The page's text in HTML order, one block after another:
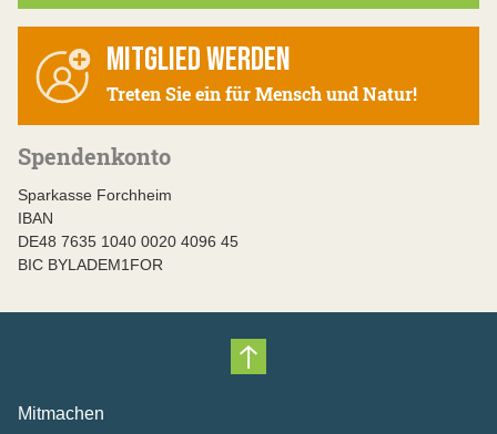
MITGLIED WERDEN
Treten Sie ein für Mensch und Natur!
Spendenkonto
Sparkasse Forchheim
IBAN
DE48 7635 1040 0020 4096 45
BIC BYLADEM1FOR
Nach oben scrollen
Mitmachen